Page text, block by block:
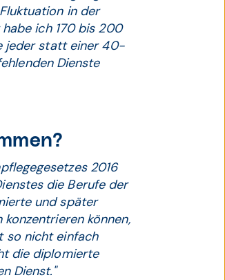
in der
ich 170 bis 200
jeder statt einer 40-
Dienste
2016
die Berufe der
und später
können,
so nicht einfach
die diplomierte
Dienst."